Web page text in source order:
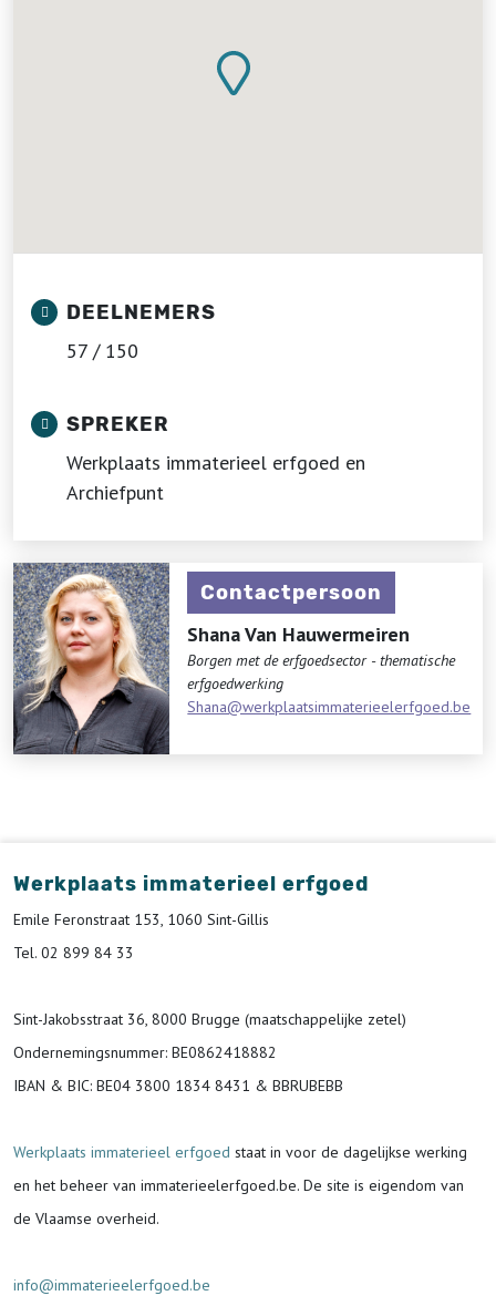
DEELNEMERS
57 / 150
SPREKER
Werkplaats immaterieel erfgoed en
Archiefpunt
Contactpersoon
Shana Van Hauwermeiren
Borgen met de erfgoedsector - thematische
erfgoedwerking
Shana@werkplaatsimmaterieelerfgoed.be
Werkplaats immaterieel erfgoed
Emile Feronstraat 153, 1060 Sint-Gillis
Tel. 02 899 84 33
Sint-Jakobsstraat 36, 8000 Brugge (maatschappelijke zetel)
Ondernemingsnummer: BE0862418882
IBAN & BIC: BE04 3800 1834 8431 & BBRUBEBB
Werkplaats immaterieel erfgoed staat in voor de dagelijkse werking
en het beheer van immaterieelerfgoed.be. De site is eigendom van
de Vlaamse overheid.
info@immaterieelerfgoed.be